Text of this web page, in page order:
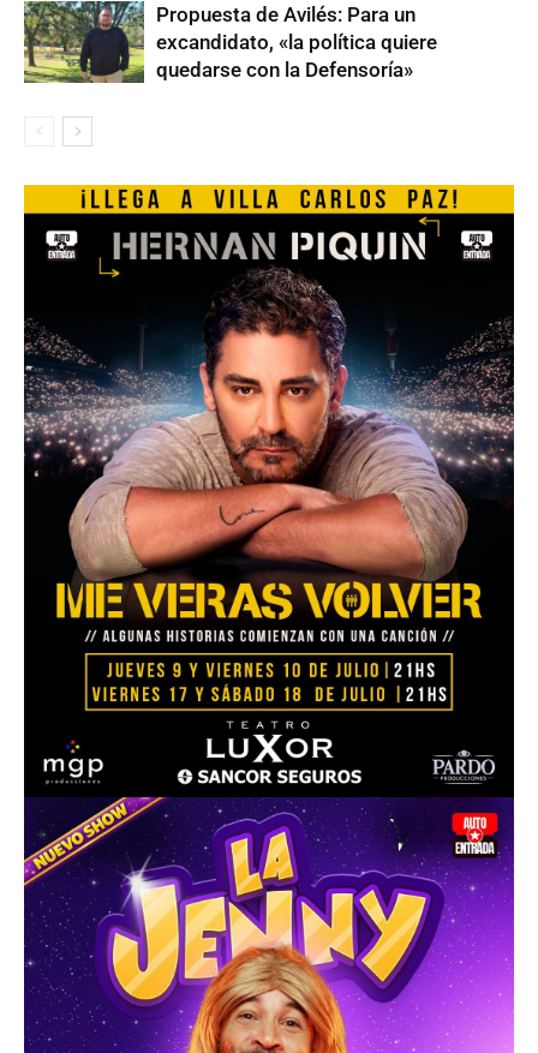
Propuesta de Avilés: Para un
excandidato, «la política quiere
quedarse con la Defensoría»